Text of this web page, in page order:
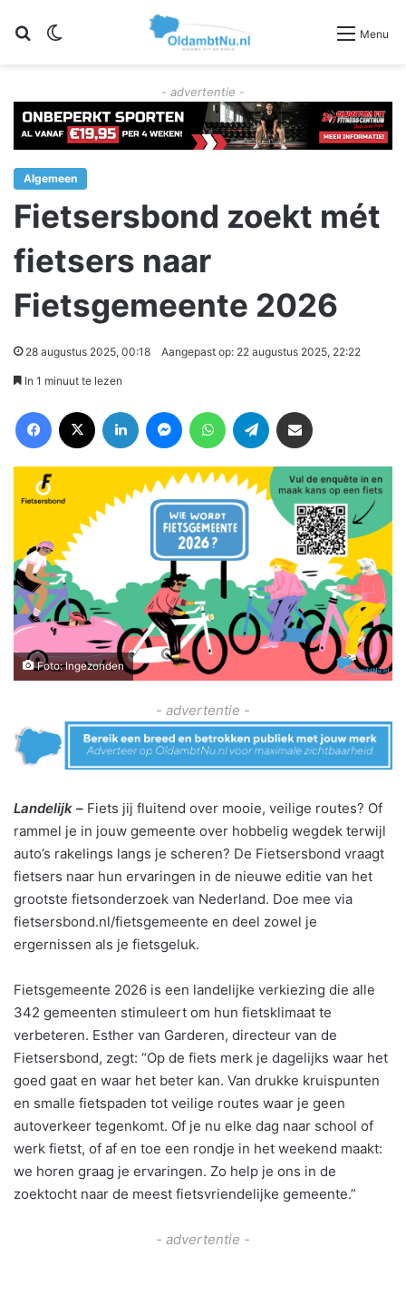
Zoeken Menu
- advertentie -
Algemeen
Fietsersbond zoekt mét
fietsers naar
Fietsgemeente 2026
28 augustus 2025, 00:18 Aangepast op: 22 augustus 2025, 22:22
In 1 minuut te lezen
Foto: Ingezonden
- advertentie -
Landelijk – Fiets jij fluitend over mooie, veilige routes? Of
rammel je in jouw gemeente over hobbelig wegdek terwijl
auto’s rakelings langs je scheren? De Fietsersbond vraagt
fietsers naar hun ervaringen in de nieuwe editie van het
grootste fietsonderzoek van Nederland. Doe mee via
fietsersbond.nl/fietsgemeente en deel zowel je
ergernissen als je fietsgeluk.
Fietsgemeente 2026 is een landelijke verkiezing die alle
342 gemeenten stimuleert om hun fietsklimaat te
verbeteren. Esther van Garderen, directeur van de
Fietsersbond, zegt: “Op de fiets merk je dagelijks waar het
goed gaat en waar het beter kan. Van drukke kruispunten
en smalle fietspaden tot veilige routes waar je geen
autoverkeer tegenkomt. Of je nu elke dag naar school of
werk fietst, of af en toe een rondje in het weekend maakt:
we horen graag je ervaringen. Zo help je ons in de
zoektocht naar de meest fietsvriendelijke gemeente.”
- advertentie -